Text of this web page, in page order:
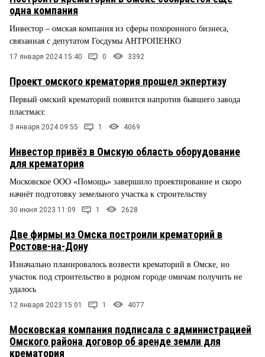
одна компания
Инвестор – омская компания из сферы похоронного бизнеса,
связанная с депутатом Госдумы АНТРОПЕНКО
17 января 2024 15:40 0 3392
Проект омского крематория прошел экпертизу
Первый омский крематорий появится напротив бывшего завода
пластмасс
3 января 2024 09:55 1 4069
Инвестор привёз в Омскую область оборудование
для крематория
Московское ООО «Помощь» завершило проектирование и скоро
начнёт подготовку земельного участка к строительству
30 июня 2023 11:09 1 2628
Две фирмы из Омска построили крематорий в
Ростове-на-Дону
Изначально планировалось возвести крематорий в Омске, но
участок под строительство в родном городе омичам получить не
удалось
12 января 2023 15:01 1 4077
Московская компания подписала с администрацией
Омского района договор об аренде земли для
крематория